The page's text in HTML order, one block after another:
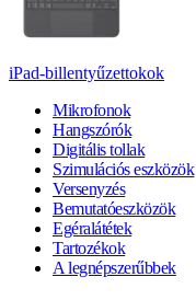
iPad-billentyűzettokok
Mikrofonok
Hangszórók
Digitális tollak
Szimulációs eszközök
Versenyzés
Bemutatóeszközök
Egéralátétek
Tartozékok
A legnépszerűbbek